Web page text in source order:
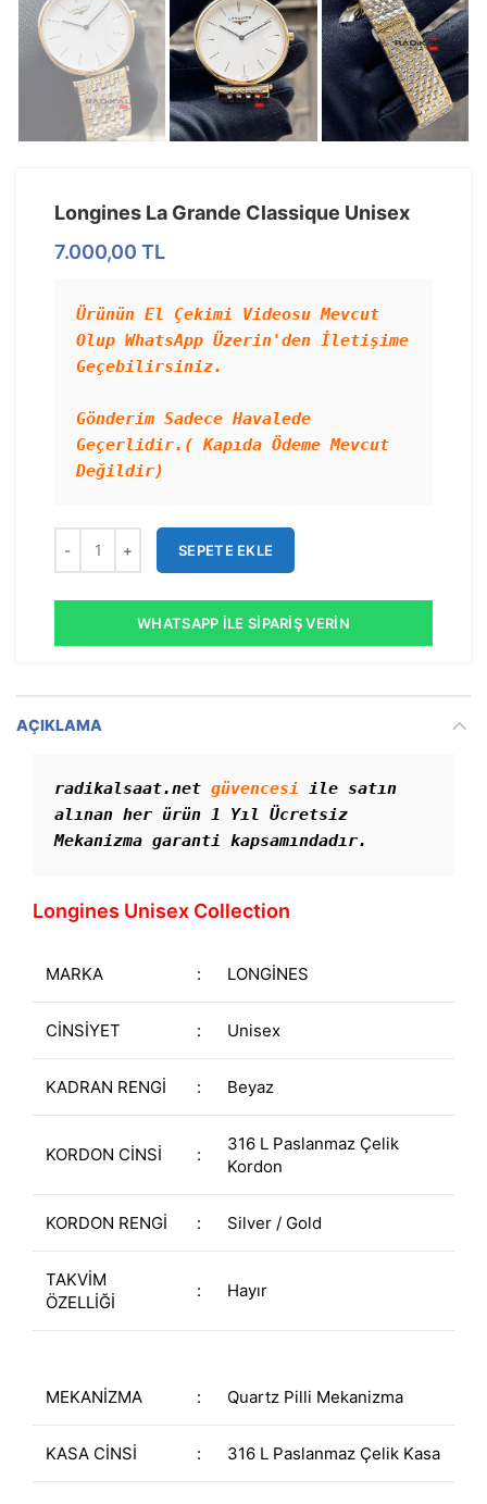
Longines La Grande Classique Unisex
7.000,00 TL
Ürünün El Çekimi Videosu Mevcut
Olup WhatsApp Üzerin'den İletişime
Geçebilirsiniz.
Gönderim Sadece Havalede
Geçerlidir.( Kapıda Ödeme Mevcut
SEPETE EKLE
WHATSAPP İLE SIPARIŞ VERIN
AÇIKLAMA
radikalsaat.net güvencesi ile satın
alınan her ürün 1 Yıl Ücretsiz
Mekanizma garanti kapsamındadır.
Longines Unisex Collection
MARKA : LONGİNES
CİNSİYET : Unisex
KADRAN RENGİ : Beyaz
KORDON CİNSİ :
316 L Paslanmaz Çelik
Kordon
KORDON RENGİ : Silver / Gold
TAKVİM
ÖZELLİĞİ
: Hayır
MEKANİZMA : Quartz Pilli Mekanizma
KASA CİNSİ : 316 L Paslanmaz Çelik Kasa